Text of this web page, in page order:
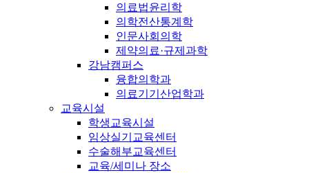
의료법윤리학
의학전산통계학
인문사회의학
제약의료·규제과학
강남캠퍼스
융합의학과
의료기기산업학과
교육시설
학생교육시설
임상실기교육센터
수술해부교육센터
교육/세미나 장소